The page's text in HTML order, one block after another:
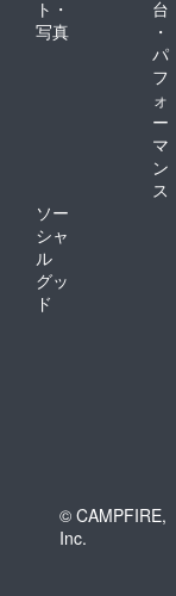
ト・
写真
台
・
パ
フ
ォ
ー
マ
ン
ス
ソー
シャ
ル
グッ
ド
© CAMPFIRE,
Inc.